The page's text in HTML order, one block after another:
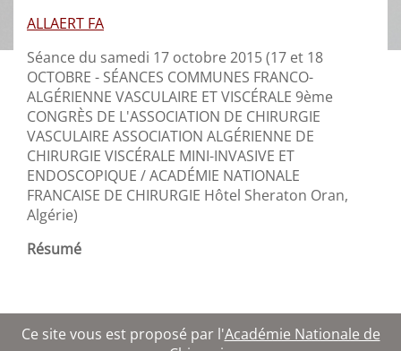
ALLAERT FA
Séance du samedi 17 octobre 2015 (17 et 18
OCTOBRE - SÉANCES COMMUNES FRANCO-
ALGÉRIENNE VASCULAIRE ET VISCÉRALE 9ème
CONGRÈS DE L'ASSOCIATION DE CHIRURGIE
VASCULAIRE ASSOCIATION ALGÉRIENNE DE
CHIRURGIE VISCÉRALE MINI-INVASIVE ET
ENDOSCOPIQUE / ACADÉMIE NATIONALE
FRANCAISE DE CHIRURGIE Hôtel Sheraton Oran,
Algérie)
Résumé
Ce site vous est proposé par l'Académie Nationale de